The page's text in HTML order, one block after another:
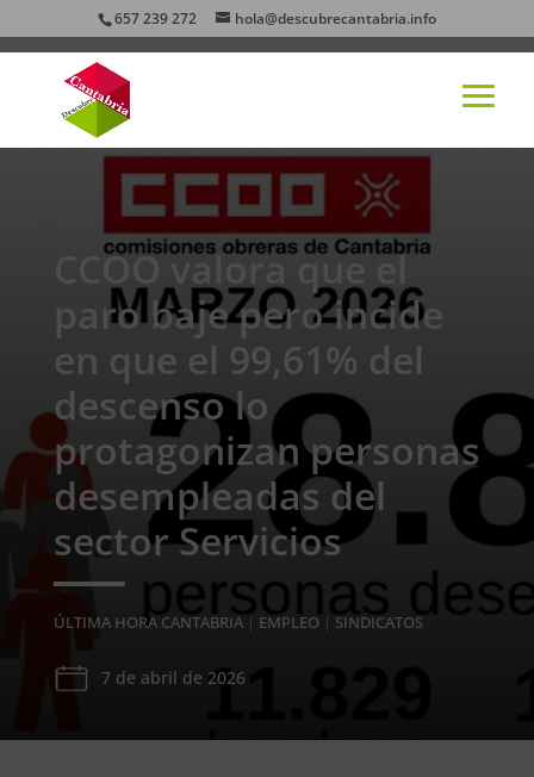
657 239 272 hola@descubrecantabria.info
CCOO valora que el
paro baje pero incide
en que el 99,61% del
descenso lo
protagonizan personas
desempleadas del
sector Servicios
ÚLTIMA HORA CANTABRIA| EMPLEO| SINDICATOS
7 de abril de 2026